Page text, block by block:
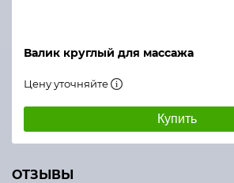
Валик круглый для массажа
Цену уточняйте
Купить
ОТЗЫВЫ